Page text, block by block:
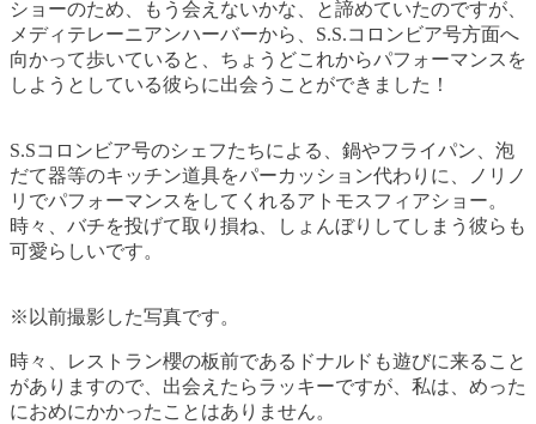
ショーのため、もう会えないかな、と諦めていたのですが、
メディテレーニアンハーバーから、S.S.コロンビア号方面へ
向かって歩いていると、ちょうどこれからパフォーマンスを
しようとしている彼らに出会うことができました！
S.Sコロンビア号のシェフたちによる、鍋やフライパン、泡
だて器等のキッチン道具をパーカッション代わりに、ノリノ
リでパフォーマンスをしてくれるアトモスフィアショー。
時々、バチを投げて取り損ね、しょんぼりしてしまう彼らも
可愛らしいです。
※以前撮影した写真です。
時々、レストラン櫻の板前であるドナルドも遊びに来ること
がありますので、出会えたらラッキーですが、私は、めった
におめにかかったことはありません。